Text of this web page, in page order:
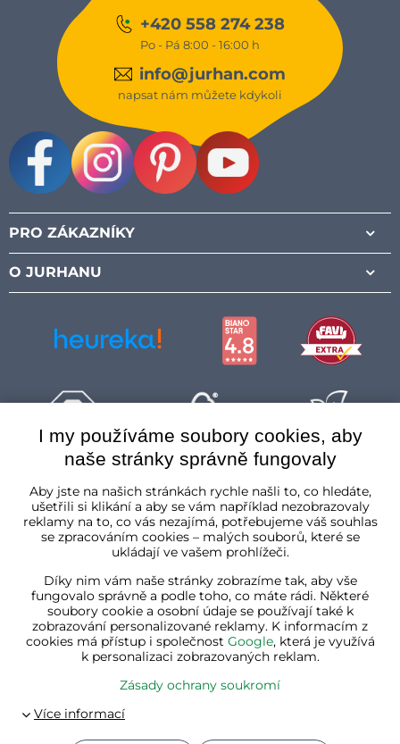
+420 558 274 238
Po - Pá 8:00 - 16:00 h
info@jurhan.com
napsat nám můžete kdykoli
PRO ZÁKAZNÍKY
O JURHANU
I my používáme soubory cookies, aby
naše stránky správně fungovaly
Aby jste na našich stránkách rychle našli to, co hledáte,
ušetřili si klikání a aby se vám například nezobrazovaly
reklamy na to, co vás nezajímá, potřebujeme váš souhlas
se zpracováním cookies – malých souborů, které se
ukládají ve vašem prohlížeči.
Díky nim vám naše stránky zobrazíme tak, aby vše
fungovalo správně a podle toho, co máte rádi. Některé
soubory cookie a osobní údaje se používají také k
zobrazování personalizované reklamy. K informacím z
cookies má přístup i společnost Google, která je využívá
k personalizaci zobrazovaných reklam.
Zásady ochrany soukromí